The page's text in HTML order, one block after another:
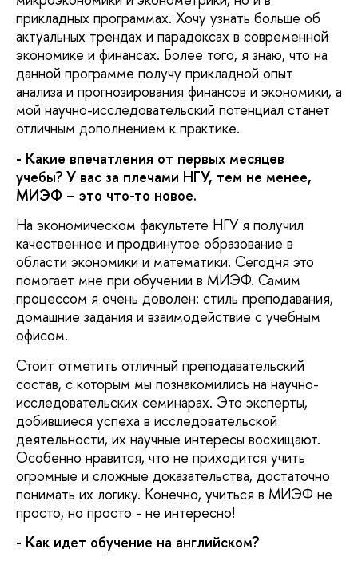
прикладных программах. Хочу узнать больше об
актуальных трендах и парадоксах в современной
экономике и финансах. Более того, я знаю, что на
данной программе получу прикладной опыт
анализа и прогнозирования финансов и экономики, а
мой научно-исследовательский потенциал станет
отличным дополнением к практике.
- Какие впечатления от первых месяцев
учебы? У вас за плечами НГУ, тем не менее,
МИЭФ – это что-то новое.
На экономическом факультете НГУ я получил
качественное и продвинутое образование в
области экономики и математики. Сегодня это
помогает мне при обучении в МИЭФ. Самим
процессом я очень доволен: стиль преподавания,
домашние задания и взаимодействие с учебным
офисом.
Стоит отметить отличный преподавательский
состав, с которым мы познакомились на научно-
исследовательских семинарах. Это эксперты,
добившиеся успеха в исследовательской
деятельности, их научные интересы восхищают.
Особенно нравится, что не приходится учить
огромные и сложные доказательства, достаточно
понимать их логику. Конечно, учиться в МИЭФ не
просто, но просто - не интересно!
- Как идет обучение на английском?